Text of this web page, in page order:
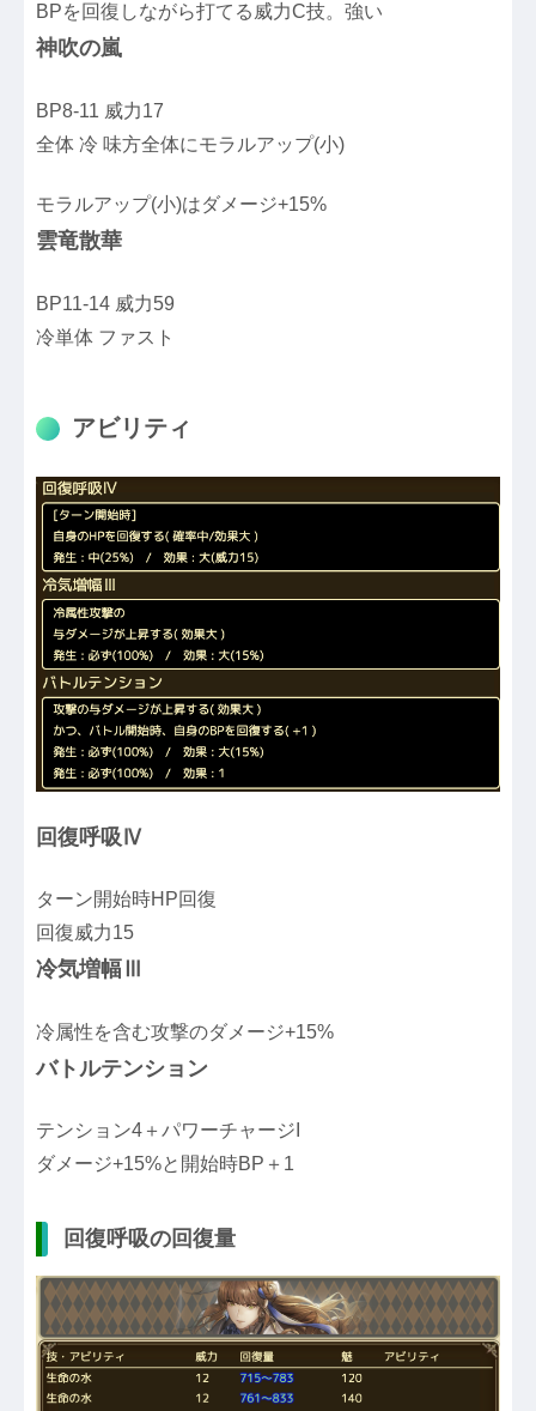
BPを回復しながら打てる威力C技。強い
神吹の嵐
BP8-11 威力17
全体 冷 味方全体にモラルアップ(小)
モラルアップ(小)はダメージ+15%
雲竜散華
BP11-14 威力59
冷単体 ファスト
アビリティ
回復呼吸Ⅳ
ターン開始時HP回復
回復威力15
冷気増幅Ⅲ
冷属性を含む攻撃のダメージ+15%
バトルテンション
テンション4＋パワーチャージI
ダメージ+15%と開始時BP＋1
回復呼吸の回復量